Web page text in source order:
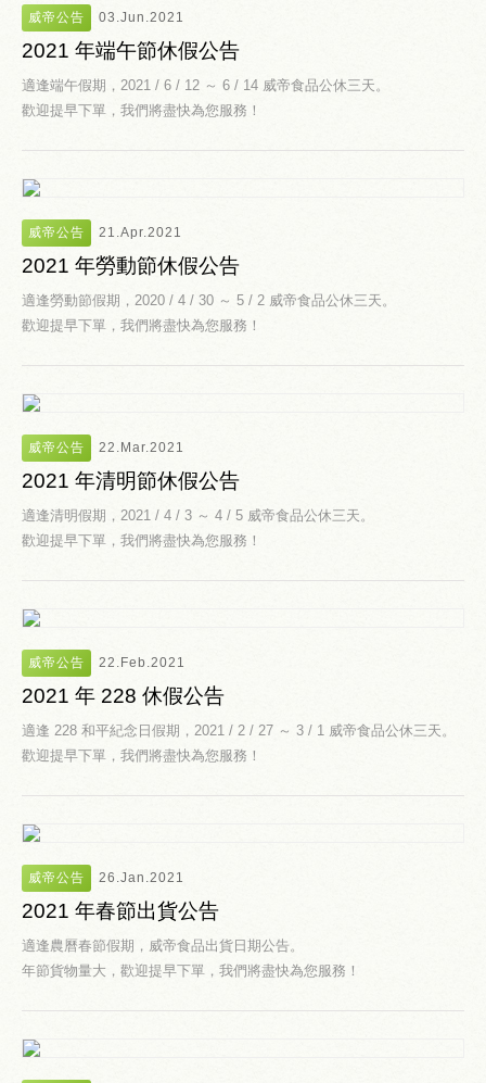
威帝公告 03.Jun.2021
2021 年端午節休假公告
適逢端午假期，2021 / 6 / 12 ～ 6 / 14 威帝食品公休三天。
歡迎提早下單，我們將盡快為您服務！
威帝公告 21.Apr.2021
2021 年勞動節休假公告
適逢勞動節假期，2020 / 4 / 30 ～ 5 / 2 威帝食品公休三天。
歡迎提早下單，我們將盡快為您服務！
威帝公告 22.Mar.2021
2021 年清明節休假公告
適逢清明假期，2021 / 4 / 3 ～ 4 / 5 威帝食品公休三天。
歡迎提早下單，我們將盡快為您服務！
威帝公告 22.Feb.2021
2021 年 228 休假公告
適逢 228 和平紀念日假期，2021 / 2 / 27 ～ 3 / 1 威帝食品公休三天。
歡迎提早下單，我們將盡快為您服務！
威帝公告 26.Jan.2021
2021 年春節出貨公告
適逢農曆春節假期，威帝食品出貨日期公告。
年節貨物量大，歡迎提早下單，我們將盡快為您服務！